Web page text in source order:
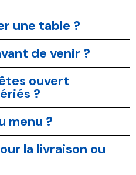
une table ?
de venir ?
ouvert
?
menu ?
la livraison ou